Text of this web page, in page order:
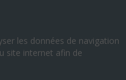
les données de navigation
site internet afin de